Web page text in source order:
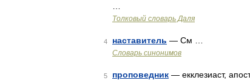
Толковый словарь Даля
4 наставитель — См …
Словарь синонимов
5 проповедник — екклезиаст,